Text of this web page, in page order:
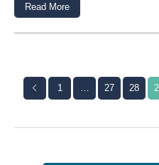
Read More
1 27 28